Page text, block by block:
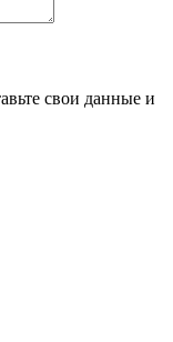
свои данные и